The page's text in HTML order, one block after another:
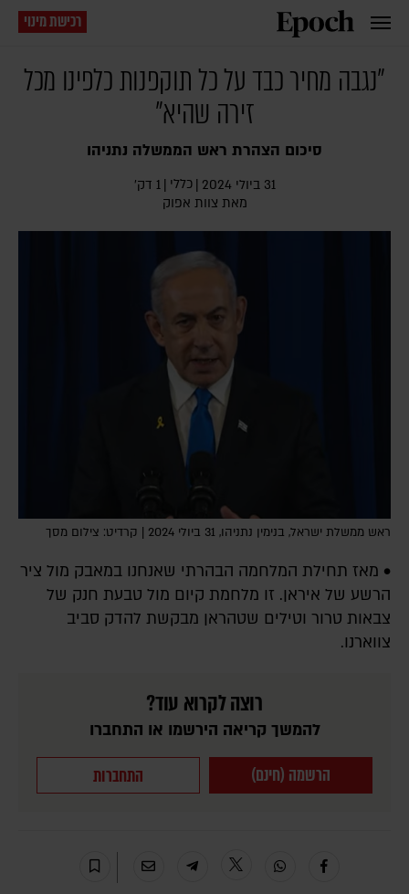
רכישת מינוי
"נגבה מחיר כבד על כל תוקפנות כלפינו מכל
זירה שהיא"
סיכום הצהרת ראש הממשלה נתניהו
31 ביולי 2024 | כללי | 1 דק׳
מאת צוות אפוק
ראש ממשלת ישראל, בנימין נתניהו, 31 ביולי 2024 | קרדיט: צילום מסך
• מאז תחילת המלחמה הבהרתי שאנחנו במאבק מול ציר
הרשע של איראן. זו מלחמת קיום מול טבעת חנק של
צבאות טרור וטילים שטהראן מבקשת להדק סביב
צווארנו.
רוצה לקרוא עוד?
להמשך קריאה הירשמו או התחברו
הרשמה (חינם) התחברות